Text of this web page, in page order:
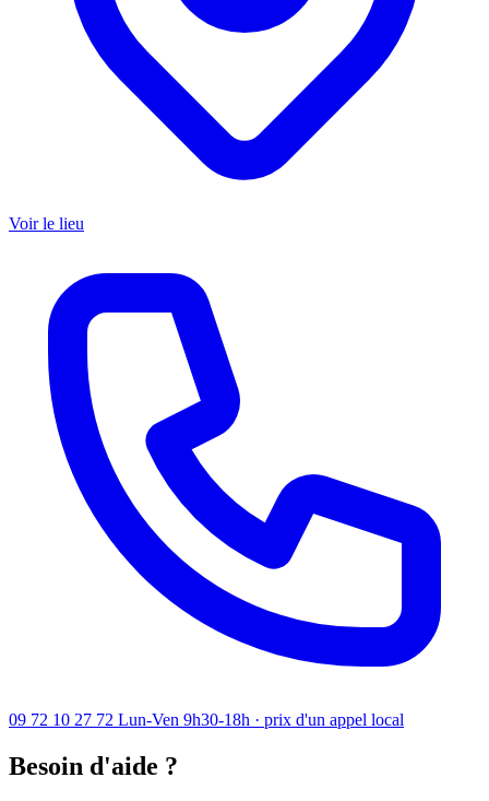
Voir le lieu
09 72 10 27 72 Lun-Ven 9h30-18h · prix d'un appel local
Besoin d'aide ?